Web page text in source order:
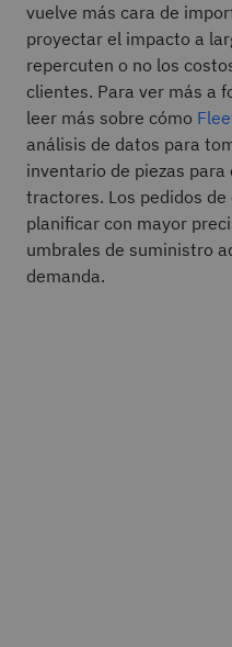
vuelve más cara de
proyectar el impacto a
repercuten o no los
clientes. Para ver más a
leer más sobre cómo
análisis de datos para
inventario de piezas
tractores. Los pedidos
planificar con mayor
umbrales de suministro
demanda.